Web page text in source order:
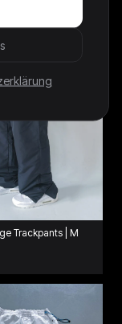
Trackpants | M